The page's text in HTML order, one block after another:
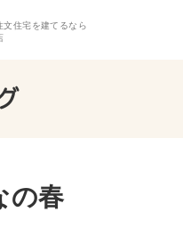
文住宅を建てるなら
の春